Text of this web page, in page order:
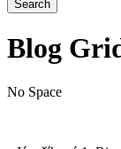
Blog
No Space